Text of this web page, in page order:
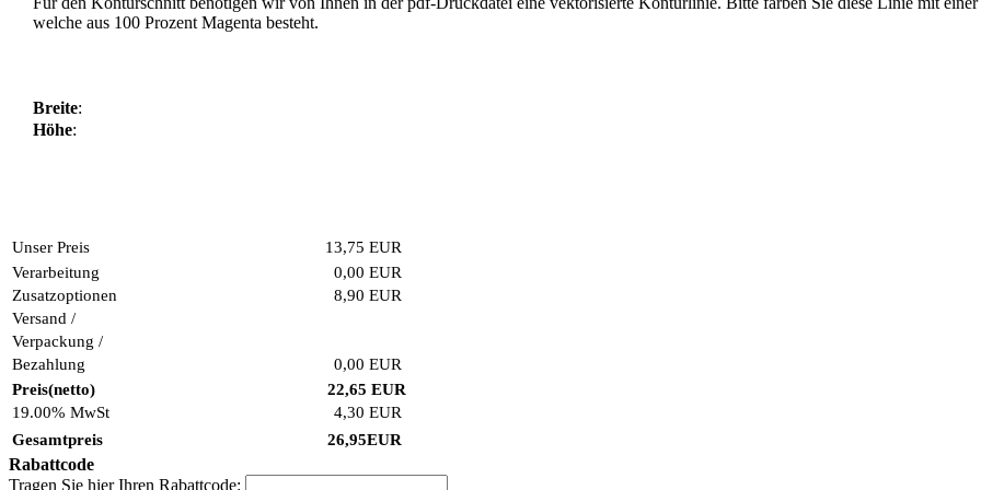
welche aus 100 Prozent Magenta besteht.
Breite:
Höhe:
Unser Preis 13,75 EUR
Verarbeitung
0,00 EUR
Zusatzoptionen
8,90 EUR
Versand /
Verpackung /
Bezahlung
0,00 EUR
Preis(netto)
22,65 EUR
19.00% MwSt
4,30 EUR
Gesamtpreis
26,95EUR
Rabattcode
Tragen Sie hier Ihren Rabattcode: